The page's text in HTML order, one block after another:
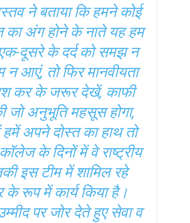
ने बताया कि हमने कोई
का अंग होने के नाते यह हम
दूसरे के दर्द को समझ न
न आएं, तो फिर मानवीयता
कर के जरूर देखें, काफी
अनुभूति महसूस होगा,
अपने दोस्त का हाथ तो
के दिनों में वे राष्ट्रीय
इस टीम में शामिल रहे
के रूप में कार्य किया है।
पर जोर देते हुए सेवा व